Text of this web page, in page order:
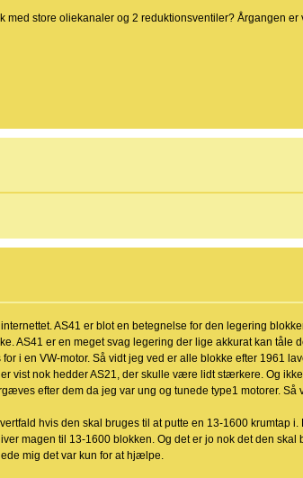
med store oliekanaler og 2 reduktionsventiler? Årgangen er
AS41 er blot en betegnelse for den legering
AS41 er en meget svag legering der lige akkurat kan tåle
i en VW-motor. Så vidt jeg ved er alle blokke efter 1961
vist nok hedder AS21, der skulle være lidt stærkere. Og
efter dem da jeg var ung og tunede type1 motorer. Så
hvis den skal bruges til at putte en 13-1600 krumtap i.
magen til 13-1600 blokken. Og det er jo nok det den skal
mig det var kun for at hjælpe.